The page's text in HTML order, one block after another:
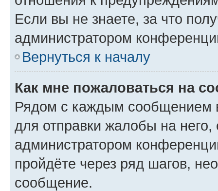
Если вы не знаете, за что
администратором
Вернуться к началу
Как мне пожаловаться на
Рядом с каждым сообщением
для отправки жалобы на
администратором
пройдёте через ряд шагов,
сообщение.